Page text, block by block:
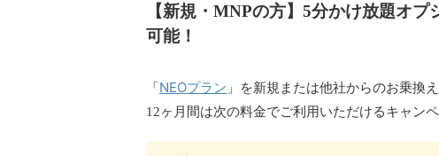
【新規・MNPの方】5分かけ放題オ
可能！
「 NEOプラン 」を新規または他社からのお乗換
12ヶ月間は次の料金でご利用いただけるキャン